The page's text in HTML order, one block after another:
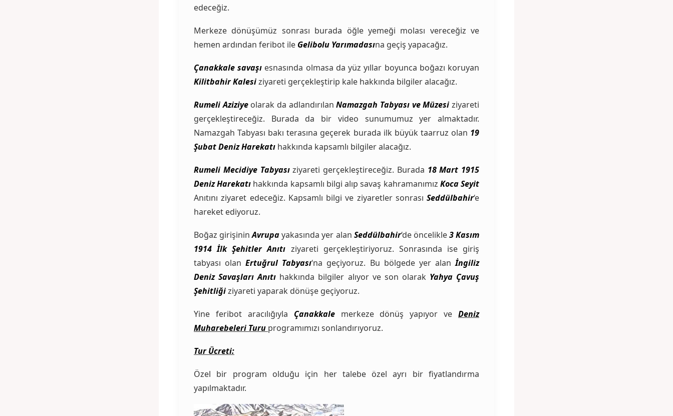
edeceğiz.
Merkeze dönüşümüz sonrası burada öğle yemeği molası vereceğiz ve
hemen ardından feribot ile Gelibolu Yarımadasına geçiş yapacağız.
Çanakkale savaşı esnasında olmasa da yüz yıllar boyunca boğazı koruyan
Kilitbahir Kalesiziyareti gerçekleştirip kale hakkında bilgiler alacağız.
Rumeli Aziziye olarak da adlandırılanNamazgah Tabyası ve Müzesi ziyareti
gerçekleştireceğiz. Burada da bir video sunumumuz yer almaktadır.
Namazgah Tabyası bakı terasına geçerek burada ilk büyük taarruz olan 19
Şubat Deniz Harekatı hakkında kapsamlı bilgiler alacağız.
Rumeli Mecidiye Tabyasıziyareti gerçekleştireceğiz. Burada 18 Mart 1915
Deniz Harekatı hakkında kapsamlı bilgi alıp savaş kahramanımız Koca Seyit
Anıtını ziyaret edeceğiz. Kapsamlı bilgi ve ziyaretler sonrası Seddülbahir‘e
hareket ediyoruz.
Boğaz girişininAvrupayakasında yer alan Seddülbahir‘de öncelikle3 Kasım
1914 İlk Şehitler Anıtı ziyareti gerçekleştiriyoruz. Sonrasında ise giriş
tabyası olanErtuğrul Tabyası‘na geçiyoruz. Bu bölgede yer alanİngiliz
Deniz Savaşları Anıtı hakkında bilgiler alıyor ve son olarak Yahya Çavuş
Şehitliğiziyareti yaparak dönüşe geçiyoruz.
Yine feribot aracılığıyla Çanakkale merkeze dönüş yapıyor ve Deniz
Muharebeleri Turu programımızı sonlandırıyoruz.
Tur Ücreti:
Özel bir program olduğu için her talebe özel ayrı bir fiyatlandırma
yapılmaktadır.